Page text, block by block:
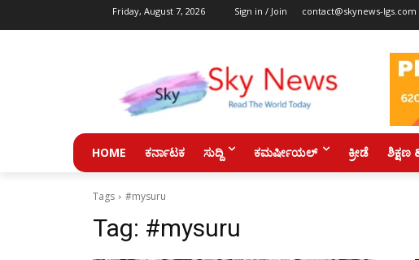
Friday, August 7, 2026 Sign in / Join contact@skynews-lgs.com
HOME ಕರ್ನಾಟಕ ಸುದ್ದಿ ಕಮರ್ಷೀಯಲ್ ಕ್ರೀಡೆ ಶಿಕ್ಷಣ
Tags #mysuru
Tag: #mysuru